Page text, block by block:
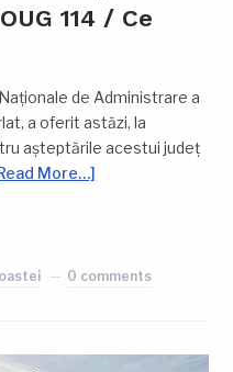
114 / Ce
de Administrare a
a oferit astăzi, la
așteptările acestui județ
More…]
0 comments